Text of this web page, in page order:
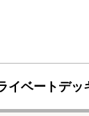
イベートデ